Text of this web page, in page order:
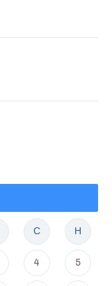
С Н
4 5